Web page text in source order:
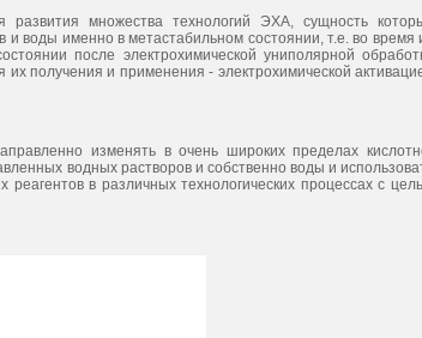
развития множества технологий ЭХА, сущность
и воды именно в метастабильном состоянии, т.е. во время
после электрохимической униполярной
получения и применения - электрохимической
изменять в очень широких пределах
водных растворов и собственно воды и
в различных технологических процессах с